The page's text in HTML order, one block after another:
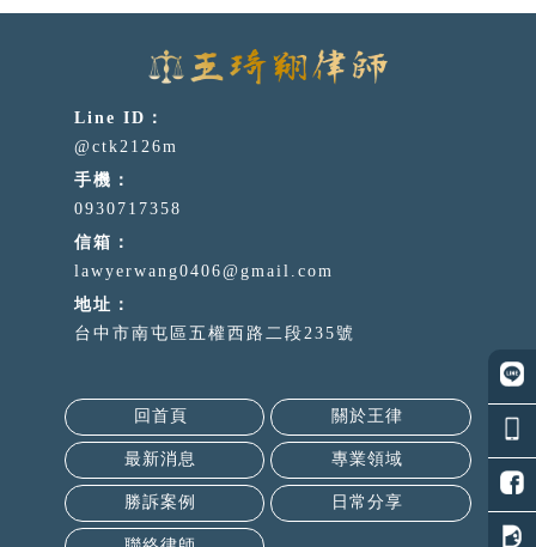
@ctk2126m
0930717358
lawyerwang0406@gmail.com
台中市南屯區五權西路二段235號
回首頁 關於王律
最新消息 專業領域
勝訴案例 日常分享